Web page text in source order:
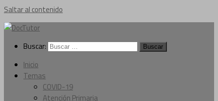
Saltar al contenido
Buscar:
Inicio
Temas
COVID-19
Atención Primaria